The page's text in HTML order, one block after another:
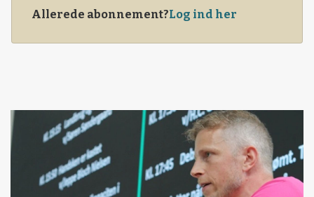
Allerede abonnement?Log ind her